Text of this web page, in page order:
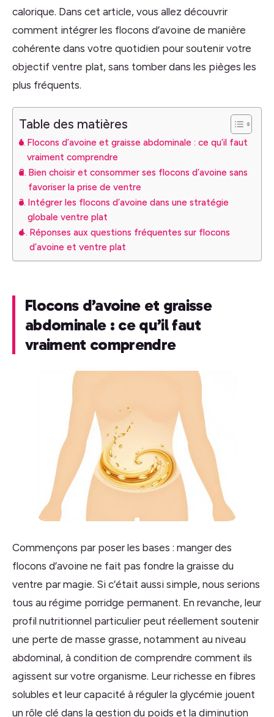
calorique. Dans cet article, vous allez découvrir
comment intégrer les flocons d’avoine de manière
cohérente dans votre quotidien pour soutenir votre
objectif ventre plat, sans tomber dans les pièges les
plus fréquents.
Table des matières
Flocons d’avoine et graisse abdominale : ce qu’il faut
vraiment comprendre
Bien choisir et consommer ses flocons d’avoine sans
favoriser la prise de ventre
Intégrer les flocons d’avoine dans une stratégie
globale ventre plat
Réponses aux questions fréquentes sur flocons
d’avoine et ventre plat
Flocons d’avoine et graisse
abdominale : ce qu’il faut
vraiment comprendre
Commençons par poser les bases : manger des
flocons d’avoine ne fait pas fondre la graisse du
ventre par magie. Si c’était aussi simple, nous serions
tous au régime porridge permanent. En revanche, leur
profil nutritionnel particulier peut réellement soutenir
une perte de masse grasse, notamment au niveau
abdominal, à condition de comprendre comment ils
agissent sur votre organisme. Leur richesse en fibres
solubles et leur capacité à réguler la glycémie jouent
un rôle clé dans la gestion du poids et la diminution